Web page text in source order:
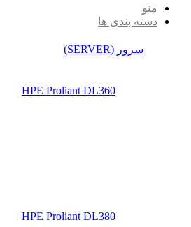
منو
دسته بندی ها
سرور (SERVER)
HPE Proliant DL360
HPE Proliant DL380